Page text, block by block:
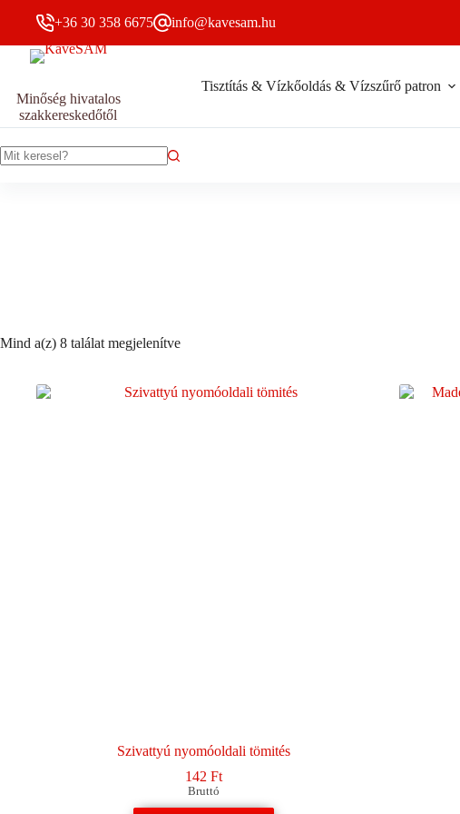
+36 30 358 6675 info@kavesam.hu
Minőség hivatalos
szakkereskedőtől
Tisztítás & Vízkőoldás & Vízszűrő patron
Mind a(z) 8 találat megjelenítveSorted
Szivattyú nyomóoldali tömités
142Ft
Bruttó